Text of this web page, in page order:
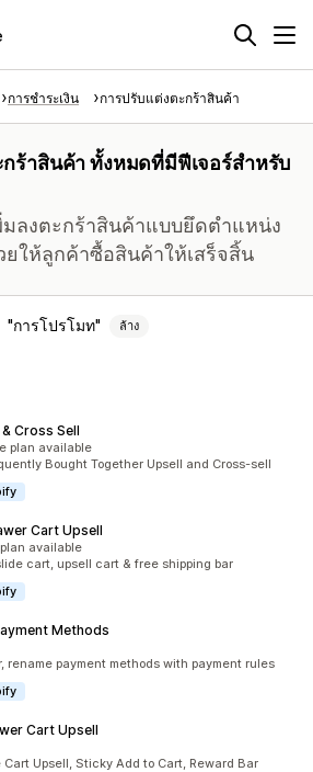
การชำระเงิน การปรับแต่งตะกร้าสินค้า
ร้าสินค้า ทั้งหมดที่มีฟีเจอร์สำหรับ
มลงตะกร้าสินค้าแบบยึดตำแหน่ง
ให้ลูกค้าซื้อสินค้าให้เสร็จสิ้น
การโปรโมท ล้าง
Cross Sell
plan available
Bought Together Upsell and Cross-sell
Cart Upsell
available
cart, upsell cart & free shipping bar
Methods
rename payment methods with payment rules
Cart Upsell
Upsell, Sticky Add to Cart, Reward Bar